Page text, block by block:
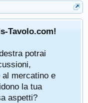
Tavolo.com!
potrai
mercatino e
la tua
aspetti?